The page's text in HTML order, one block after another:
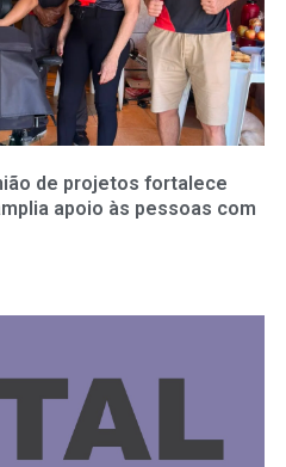
de projetos fortalece
apoio às pessoas com